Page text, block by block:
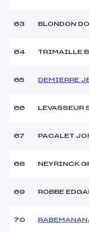
63 BLONDON
64 TRIMAILLE
65 DEMIERRE
66 LEVASSEUR
67 PACALET
68 NEYRINCK
69 ROBBE
70